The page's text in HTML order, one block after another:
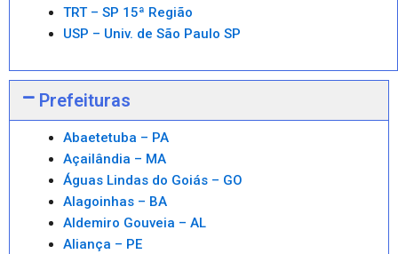
TRT – SP 15ª Região
USP – Univ. de São Paulo SP
Prefeituras
Abaetetuba – PA
Açailândia – MA
Águas Lindas do Goiás – GO
Alagoinhas – BA
Aldemiro Gouveia – AL
Aliança – PE